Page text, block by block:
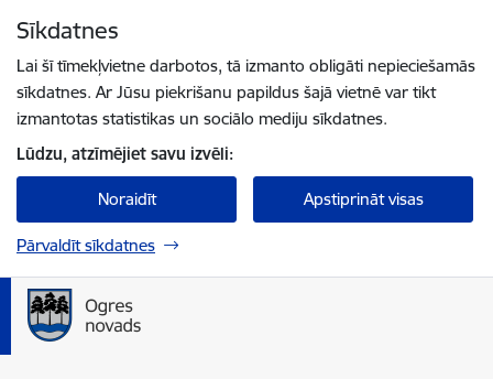
Sīkdatnes
Lai šī tīmekļvietne darbotos, tā izmanto obligāti nepieciešamās
sīkdatnes. Ar Jūsu piekrišanu papildus šajā vietnē var tikt
izmantotas statistikas un sociālo mediju sīkdatnes.
Lūdzu, atzīmējiet savu izvēli:
Noraidīt Apstiprināt visas
Pārvaldīt sīkdatnes